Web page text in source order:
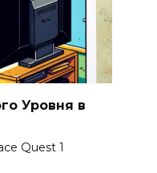
Уровня в
Quest 1